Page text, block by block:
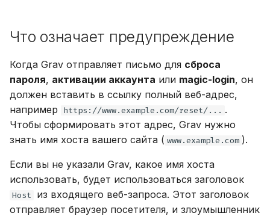
я
и
к
а
плагинов
Маршрутизация
Мультиязычность
Типы контента
Менеджер активов
Кастомизация
Безопасность
Сервис
Расширение админки
ЧаВо
Расширенные
возможности
Как сделать отправку
плагинов
Планировщик
Резервные копии
Разработка Grav
Группы и разрешения
Изменение URL-
18.04
Установка VPS на Ubuntu
Локальная разработка с
ddev
Развёртывание с
помощью Git
Тестовый хостинг со
встроенным веб-
сервером PHP
безопасности
Разрешения
Проблемы с прокси
.htaccess
Отказ от отправки при
проверка хоста на
уровне веб-сервера
Apache
Caddy
За прокси или CDN
Что означает предупреждение
Когда Grav отправляет письмо для сброса
пароля, активации аккаунта или magic-login, он
должен вставить в ссылку полный веб-адрес,
например
https://www.example.com/reset/... .
Чтобы сформировать этот адрес, Grav нужно
знать имя хоста вашего сайта ( www.example.com ).
Если вы не указали Grav, какое имя хоста
использовать, будет использоваться заголовок
Host
из входящего веб-запроса. Этот заголовок
отправляет браузер посетителя, и злоумышленник